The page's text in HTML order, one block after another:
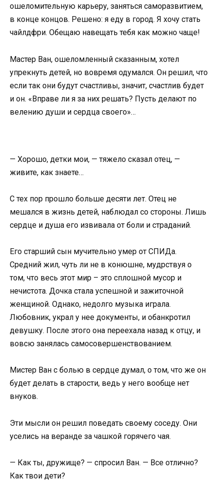
ошеломительную карьеру, заняться саморазвитием,
в конце концов. Решено: я еду в город. Я хочу стать
чайлдфри. Обещаю навещать тебя как можно чаще!
Мастер Ван, ошеломленный сказанным, хотел
упрекнуть детей, но вовремя одумался. Он решил, что
если так они будут счастливы, значит, счастлив будет
и он. «Вправе ли я за них решать? Пусть делают по
велению души и сердца своего»…
— Хорошо, детки мои, — тяжело сказал отец, —
живите, как знаете…
С тех пор прошло больше десяти лет. Отец не
мешался в жизнь детей, наблюдал со стороны. Лишь
сердце и душа его извивала от боли и страданий.
Его старший сын мучительно умер от CПИДa.
Средний жил, чуть ли не в конюшне, мудрствуя о
том, что весь этот мир – это сплошной мусор и
нечистота. Дочка стала успешной и зажиточной
женщиной. Однако, недолго музыка играла.
Любовник, украл у нее документы, и обанкротил
девушку. После этого она переехала назад к отцу, и
вовсю занялась самосовершенствованием.
Мистер Ван с болью в сердце думал, о том, что же он
будет делать в старости, ведь у него вообще нет
внуков.
Эти мысли он решил поведать своему соседу. Они
уселись на веранде за чашкой горячего чая.
— Как ты, дружище? — спросил Ван. — Все отлично?
Как твои дети?